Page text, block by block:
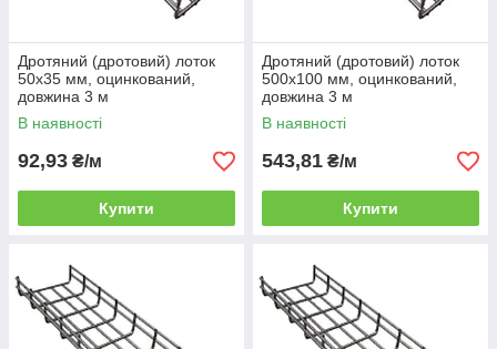
Дротяний (дротовий) лоток
50х35 мм, оцинкований,
довжина 3 м
В наявності
92,93 ₴/м
Купити
Дротяний (дротовий) лоток
500х100 мм, оцинкований,
довжина 3 м
В наявності
543,81 ₴/м
Купити